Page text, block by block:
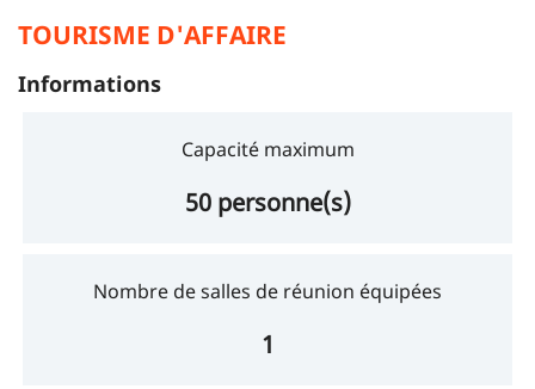
TOURISME D'AFFAIRE
Informations
Capacité maximum
50 personne(s)
Nombre de salles de réunion équipées
1